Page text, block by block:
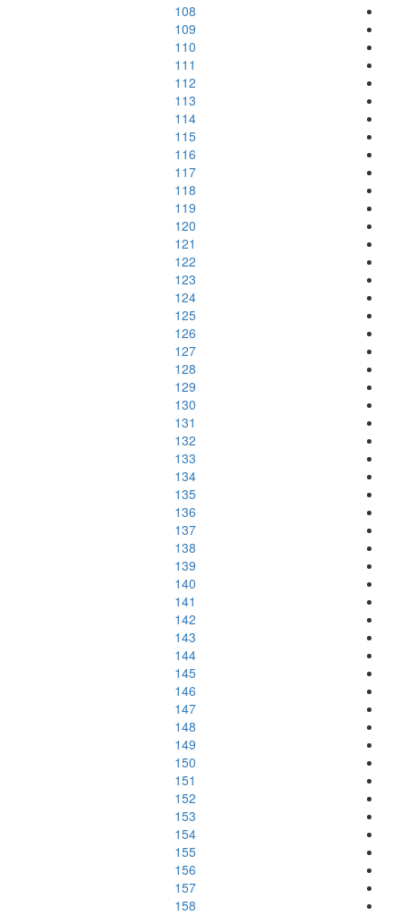
108
109
110
111
112
113
114
115
116
117
118
119
120
121
122
123
124
125
126
127
128
129
130
131
132
133
134
135
136
137
138
139
140
141
142
143
144
145
146
147
148
149
150
151
152
153
154
155
156
157
158